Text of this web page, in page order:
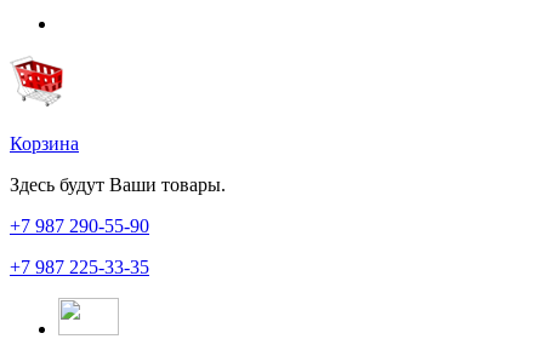
Корзина
Здесь будут Ваши товары.
+7 987 290-55-90
+7 987 225-33-35